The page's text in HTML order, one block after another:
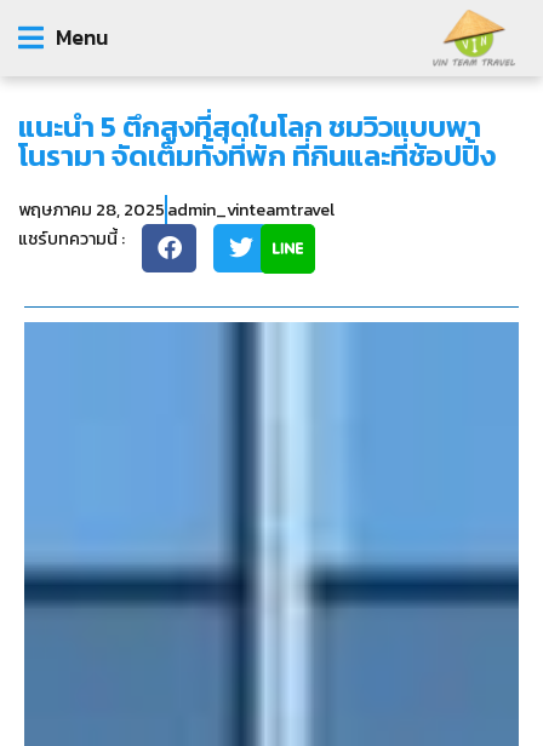
Menu
แนะนำ 5 ตึกสูงที่สุดในโลก ชมวิวแบบพา
โนรามา จัดเต็มทั้งที่พัก ที่กินและที่ช้อปปิ้ง
พฤษภาคม 28, 2025admin_vinteamtravel
แชร์บทความนี้ :